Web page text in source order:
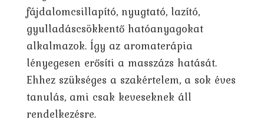
fájdalomcsillapító, nyugtató, lazító,
gyulladáscsökkentő hatóanyagokat
alkalmazok. Így az aromaterápia
lényegesen erősíti a masszázs hatását.
Ehhez szükséges a szakértelem, a sok éves
tanulás, ami csak keveseknek áll
rendelkezésre.